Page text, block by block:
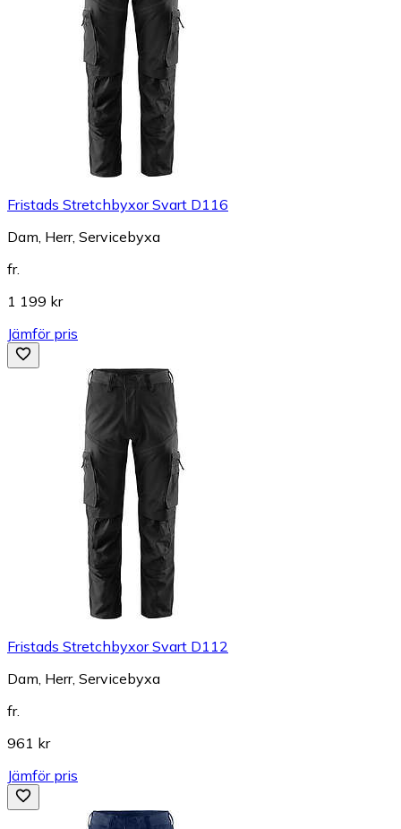
Fristads Stretchbyxor Svart D116
Dam, Herr, Servicebyxa
fr.
1 199 kr
Jämför pris
Fristads Stretchbyxor Svart D112
Dam, Herr, Servicebyxa
fr.
961 kr
Jämför pris